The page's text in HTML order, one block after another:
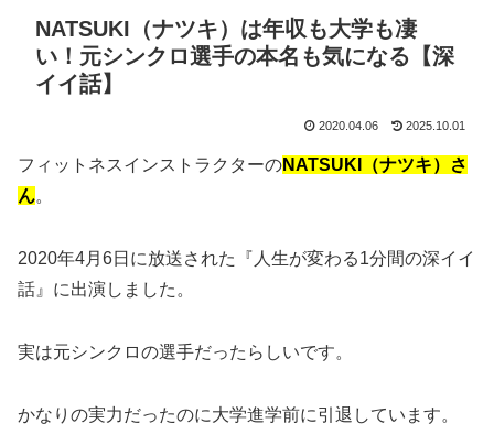
NATSUKI（ナツキ）は年収も大学も凄
い！元シンクロ選手の本名も気になる【深
イイ話】
2020.04.06 2025.10.01
フィットネスインストラクターのNATSUKI（ナツキ）さ
ん。
2020年4月6日に放送された『人生が変わる1分間の深イイ
話』に出演しました。
実は元シンクロの選手だったらしいです。
かなりの実力だったのに大学進学前に引退しています。